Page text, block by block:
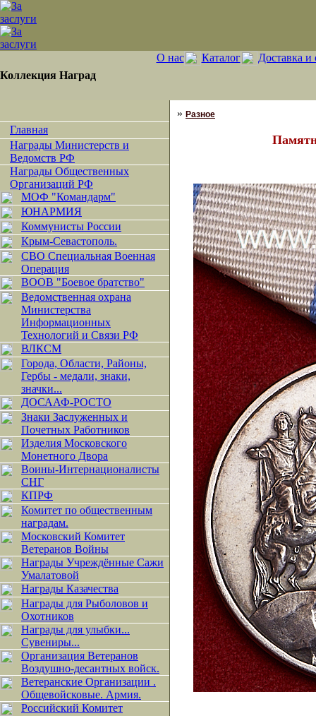
Коллекция Наград
О нас Каталог Доставка и
Главная
Награды Министерств и
Ведомств РФ
Награды Общественных
Организаций РФ
МОФ "Командарм"
ЮНАРМИЯ
Коммунисты России
Крым-Севастополь.
СВО Специальная Военная
Операция
ВООВ "Боевое братство"
Ведомственная охрана
Министерства
Информационных
Технологий и Связи РФ
ВЛКСМ
Города, Области, Районы,
Гербы - медали, знаки,
значки...
ДОСААФ-РОСТО
Знаки Заслуженных и
Почетных Работников
Изделия Московского
Монетного Двора
Воины-Интернационалисты
СНГ
КПРФ
Комитет по общественным
наградам.
Московский Комитет
Ветеранов Войны
Награды Учреждённые Сажи
Умалатовой
Награды Казачества
Награды для Рыболовов и
Охотников
Награды для улыбки...
Сувениры...
Организация Ветеранов
Воздушно-десантных войск.
Ветеранские Организации .
Общевойсковые. Армия.
Российский Комитет
» Разное